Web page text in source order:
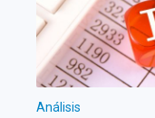
Análisis